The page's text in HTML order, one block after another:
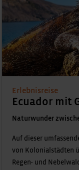
Erlebnisreise
Peru und
Attraktionen im
Diese Reise ist
Landschaften: Erlebe
Vulkane und